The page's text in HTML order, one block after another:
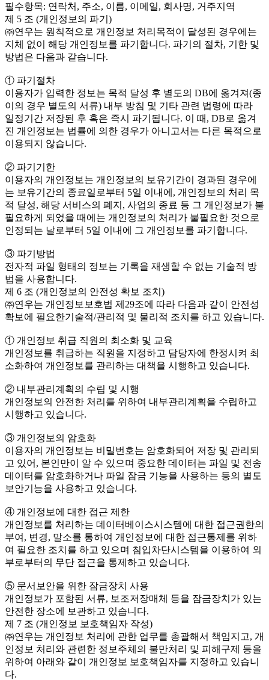
필수항목: 연락처, 주소, 이름, 이메일, 회사명, 거주지역
제 5 조 (개인정보의 파기)
㈜연우는 원칙적으로 개인정보 처리목적이 달성된 경우에는
지체 없이 해당 개인정보를 파기합니다. 파기의 절차, 기한 및
방법은 다음과 같습니다.
① 파기절차
이용자가 입력한 정보는 목적 달성 후 별도의 DB에 옮겨져(종
이의 경우 별도의 서류) 내부 방침 및 기타 관련 법령에 따라
일정기간 저장된 후 혹은 즉시 파기됩니다. 이 때, DB로 옮겨
진 개인정보는 법률에 의한 경우가 아니고서는 다른 목적으로
이용되지 않습니다.
② 파기기한
이용자의 개인정보는 개인정보의 보유기간이 경과된 경우에
는 보유기간의 종료일로부터 5일 이내에, 개인정보의 처리 목
적 달성, 해당 서비스의 폐지, 사업의 종료 등 그 개인정보가 불
필요하게 되었을 때에는 개인정보의 처리가 불필요한 것으로
인정되는 날로부터 5일 이내에 그 개인정보를 파기합니다.
③ 파기방법
전자적 파일 형태의 정보는 기록을 재생할 수 없는 기술적 방
법을 사용합니다.
제 6 조 (개인정보의 안전성 확보 조치)
㈜연우는 개인정보보호법 제29조에 따라 다음과 같이 안전성
확보에 필요한기술적/관리적 및 물리적 조치를 하고 있습니다.
① 개인정보 취급 직원의 최소화 및 교육
개인정보를 취급하는 직원을 지정하고 담당자에 한정시켜 최
소화하여 개인정보를 관리하는 대책을 시행하고 있습니다.
② 내부관리계획의 수립 및 시행
개인정보의 안전한 처리를 위하여 내부관리계획을 수립하고
시행하고 있습니다.
③ 개인정보의 암호화
이용자의 개인정보는 비밀번호는 암호화되어 저장 및 관리되
고 있어, 본인만이 알 수 있으며 중요한 데이터는 파일 및 전송
데이터를 암호화하거나 파일 잠금 기능을 사용하는 등의 별도
보안기능을 사용하고 있습니다.
④ 개인정보에 대한 접근 제한
개인정보를 처리하는 데이터베이스시스템에 대한 접근권한의
부여, 변경, 말소를 통하여 개인정보에 대한 접근통제를 위하
여 필요한 조치를 하고 있으며 침입차단시스템을 이용하여 외
부로부터의 무단 접근을 통제하고 있습니다.
⑤ 문서보안을 위한 잠금장치 사용
개인정보가 포함된 서류, 보조저장매체 등을 잠금장치가 있는
안전한 장소에 보관하고 있습니다.
제 7 조 (개인정보 보호책임자 작성)
㈜연우는 개인정보 처리에 관한 업무를 총괄해서 책임지고, 개
인정보 처리와 관련한 정보주체의 불만처리 및 피해구제 등을
위하여 아래와 같이 개인정보 보호책임자를 지정하고 있습니
다.